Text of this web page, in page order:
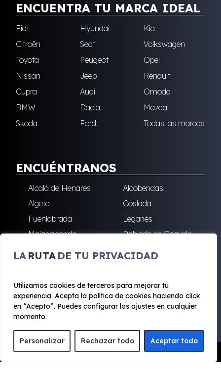
LA RUTA DE TU PRIVACIDAD
Utilizamos cookies de terceros para mejorar tu
experiencia. Acepta la política de cookies haciendo click
en “Acepto”. Puedes configurar los ajustes en cualquier
momento.
Personalizar Rechazar todo Aceptar todo
ENCUENTRA TU MARCA IDEAL
Fiat Hyundai
Kia
Citroën
Seat
Volkswagen
Toyota
Peugeot
Opel
Nissan
Jeep
Renault
Cupra
Audi
Omoda
BMW
Dacia
Mazda
Skoda
Ford Todas las marcas
ENCUÉNTRANOS
Alcalá de Henares
Alcobendas
Algete
Coslada
Fuenlabrada
Leganés
Majadahonda
Robledo de Chavela
Reyes
© 2020 - 2026 Renting Mad
Aviso legal y Privacidad
Pedir Presupuesto